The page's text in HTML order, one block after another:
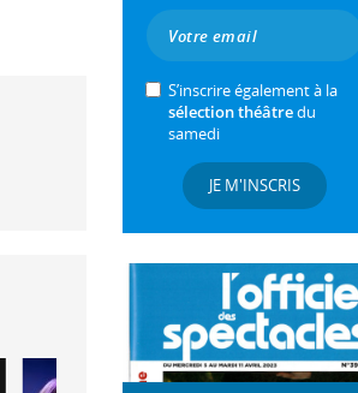
S’inscrire également à la
sélection théâtredu
samedi
JE M'INSCRIS